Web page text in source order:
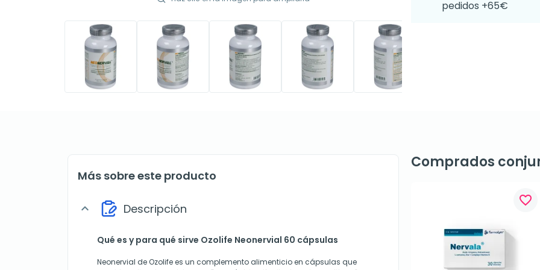
pedidos +65€
Más sobre este producto
expand_more Descripción
Qué es y para qué sirve Ozolife Neonervial 60 cápsulas
Neonervial de Ozolife es un complemento alimenticio en cápsulas que
Comprados
favorite_border